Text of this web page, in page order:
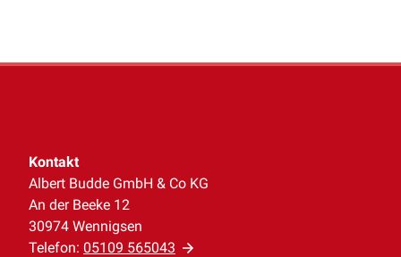
Kontakt
Albert Budde GmbH & Co KG
An der Beeke 12
30974 Wennigsen
Telefon: 05109 565043